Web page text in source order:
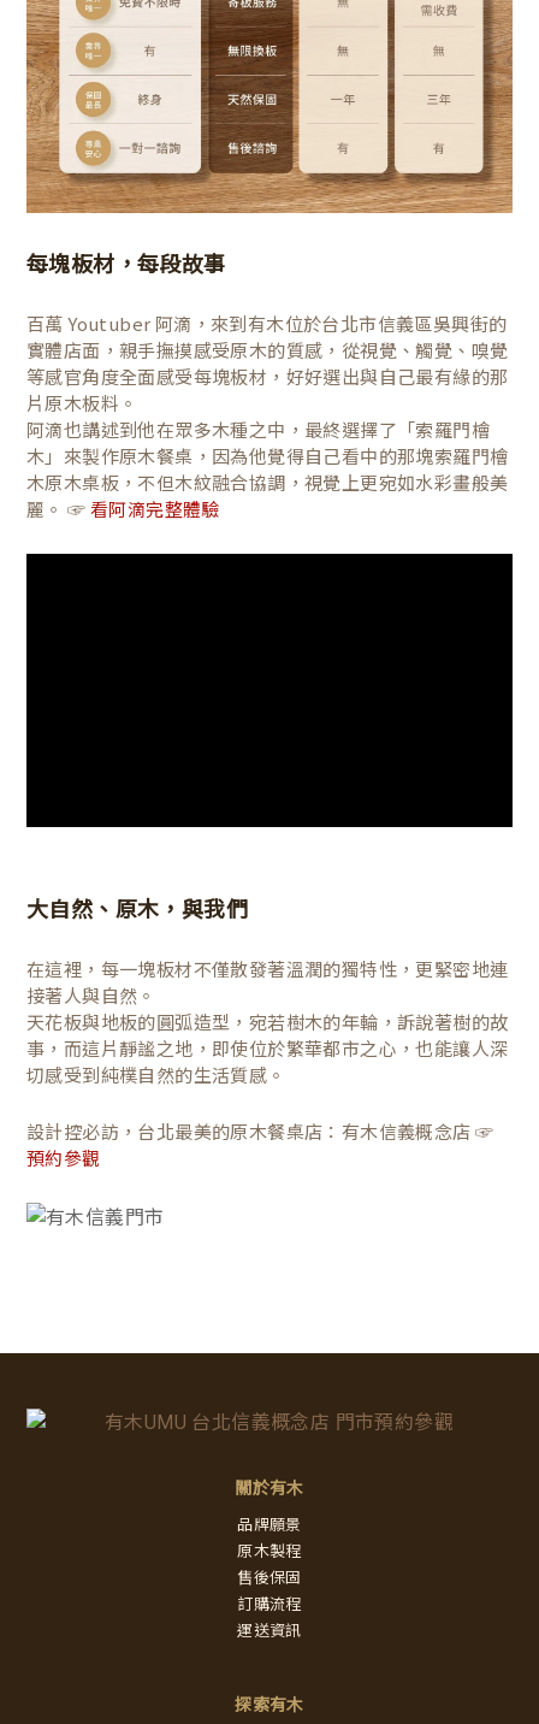
每塊板材，每段故事
百萬 Youtuber 阿滴，來到有木位於台北市信義區吳興街的
實體店面，親手撫摸感受原木的質感，從視覺、觸覺、嗅覺
等感官角度全面感受每塊板材，好好選出與自己最有緣的那
片原木板料。
阿滴也講述到他在眾多木種之中，最終選擇了「索羅門檜
木」來製作原木餐桌，因為他覺得自己看中的那塊索羅門檜
木原木桌板，不但木紋融合協調，視覺上更宛如水彩畫般美
麗。 ☞ 看阿滴完整體驗
大自然、原木，與我們
在這裡，每一塊板材不僅散發著溫潤的獨特性，更緊密地連
接著人與自然。
天花板與地板的圓弧造型，宛若樹木的年輪，訴說著樹的故
事，而這片靜謐之地，即使位於繁華都市之心，也能讓人深
切感受到純樸自然的生活質感。
設計控必訪，台北最美的原木餐桌店：有木信義概念店 ☞
預約參觀
關於有木
品牌願景
原木製程
售後保固
訂購流程
運送資訊
探索有木